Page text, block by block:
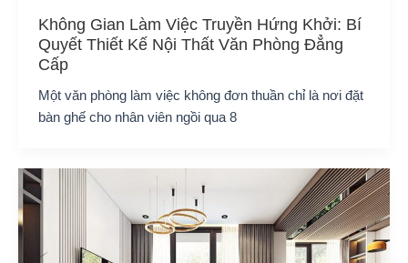
Không Gian Làm Việc Truyền Hứng Khởi: Bí
Quyết Thiết Kế Nội Thất Văn Phòng Đẳng
Cấp
Một văn phòng làm việc không đơn thuần chỉ là nơi đặt
bàn ghế cho nhân viên ngồi qua 8